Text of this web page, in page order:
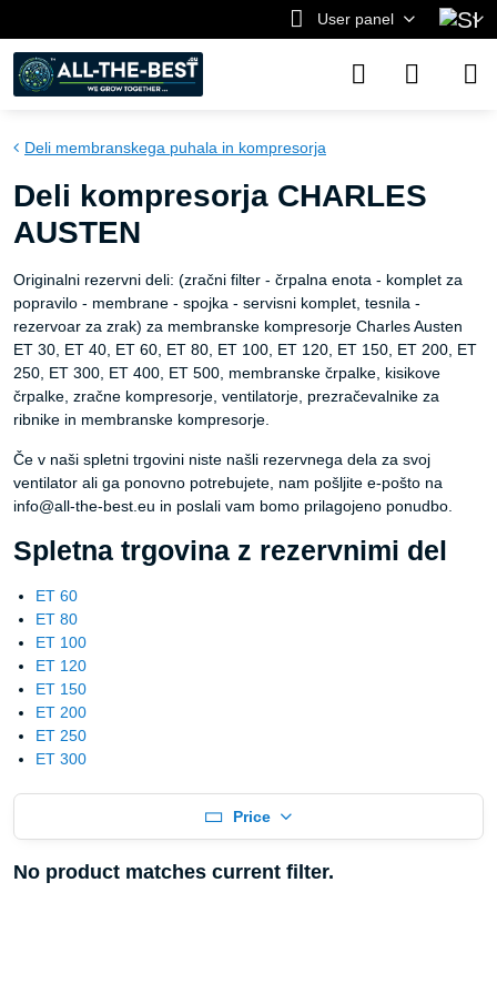
User panel
Deli membranskega puhala in kompresorja
Deli kompresorja CHARLES
AUSTEN
Originalni rezervni deli: (zračni filter - črpalna enota - komplet za
popravilo - membrane - spojka - servisni komplet, tesnila -
rezervoar za zrak) za membranske kompresorje Charles Austen
ET 30, ET 40, ET 60, ET 80, ET 100, ET 120, ET 150, ET 200, ET
250, ET 300, ET 400, ET 500, membranske črpalke, kisikove
črpalke, zračne kompresorje, ventilatorje, prezračevalnike za
ribnike in membranske kompresorje.
Če v naši spletni trgovini niste našli rezervnega dela za svoj
ventilator ali ga ponovno potrebujete, nam pošljite e-pošto na
info@all-the-best.eu in poslali vam bomo prilagojeno ponudbo.
Spletna trgovina z rezervnimi del
ET 60
ET 80
ET 100
ET 120
ET 150
ET 200
ET 250
ET 300
Price